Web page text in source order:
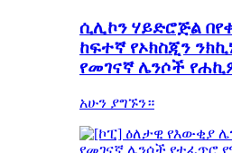
ሲሊኮን ሃይድሮጅል
ከፍተኛ የኦክስጂን
የመገናኛ ሌንሶች
አሁን ያግኙን።